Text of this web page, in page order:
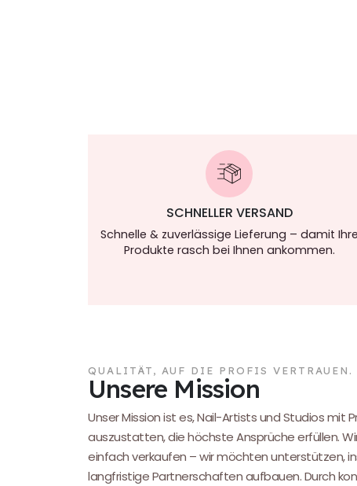
SCHNELLER VERSAND
Schnelle & zuverlässige Lieferung – damit Ihre
Produkte rasch bei Ihnen ankommen.
QUALITÄT, AUF DIE PROFIS VERTRAUEN.
Unsere Mission
Unser Mission ist es, Nail-Artists und Studios mit
auszustatten, die höchste Ansprüche erfüllen.
einfach verkaufen – wir möchten unterstützen,
langfristige Partnerschaften aufbauen. Durch